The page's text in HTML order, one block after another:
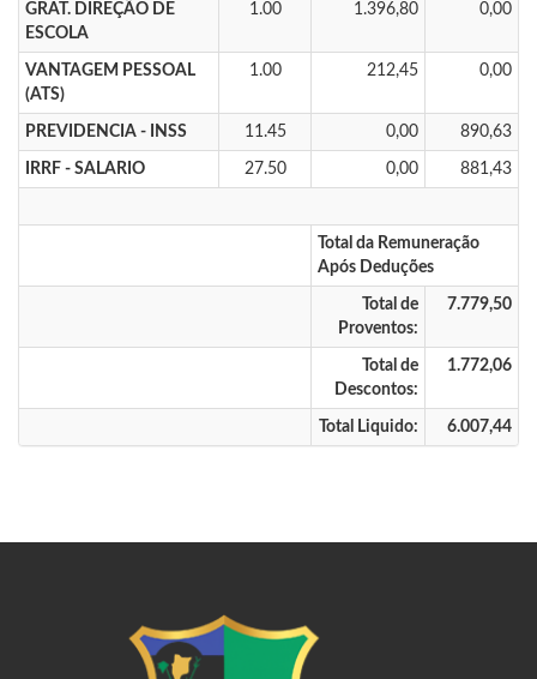
GRAT. DIREÇÃO DE
ESCOLA
1.00 1.396,80 0,00
VANTAGEM PESSOAL
(ATS)
1.00 212,45 0,00
PREVIDENCIA - INSS 11.45 0,00 890,63
IRRF - SALARIO 27.50 0,00 881,43
Total da Remuneração
Após Deduções
Total de
Proventos:
7.779,50
Total de
Descontos:
1.772,06
Total Liquido: 6.007,44